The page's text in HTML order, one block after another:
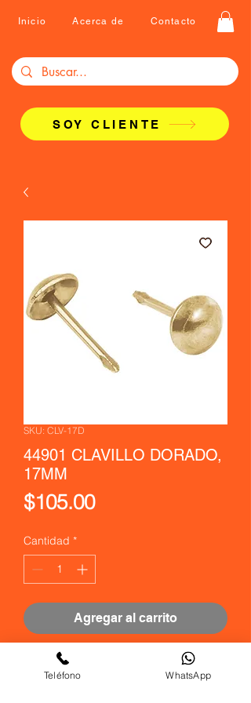
Inicio Acerca de Contacto
SOY CLIENTE
SKU: CLV-17D
44901 CLAVILLO DORADO,
17MM
$105.00Precio
Cantidad *
Agregar al carrito
Teléfono WhatsApp